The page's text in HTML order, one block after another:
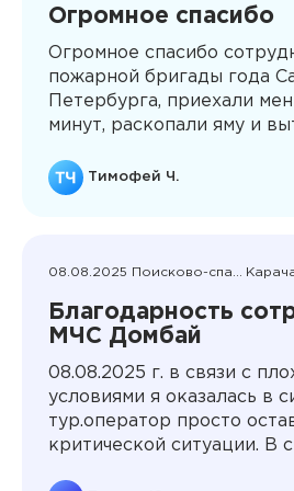
у нас хорошо, уехал. Хочу
СПАСИБО громадное
всей нашей семьи. Честно,
неожиданна и безумно
забота со стороны
здоровья Рамазану!
Огромное спасибо
Огромное спасибо
пожарной бригады года
Петербурга, приехали
минут, раскопали яму и
колодец, были очень
позитивные, действовали
Тимофей Ч.
08.08.2025 Поисково-спасательные работы
Благодарность сотрудникам
МЧС Домбай
08.08.2025 г. в связи с
условиями я оказалась в
тур.оператор просто
критической ситуации. В